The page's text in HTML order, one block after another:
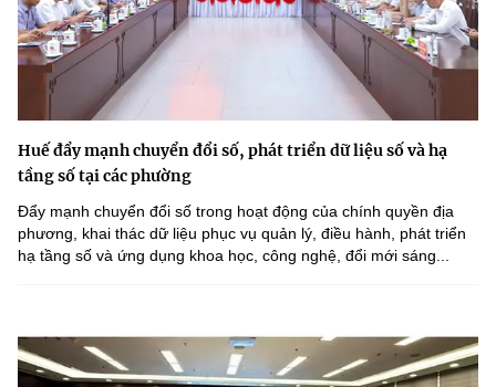
Huế đẩy mạnh chuyển đổi số, phát triển dữ liệu số và hạ
tầng số tại các phường
Đẩy mạnh chuyển đổi số trong hoạt động của chính quyền địa
phương, khai thác dữ liệu phục vụ quản lý, điều hành, phát triển
hạ tầng số và ứng dụng khoa học, công nghệ, đổi mới sáng...